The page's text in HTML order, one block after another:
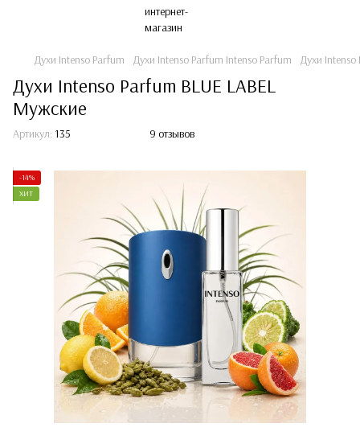
Духи Intenso Parfum Духи Intenso Parfum Intenso Parfum Духи Intenso
Духи Intenso Parfum BLUE LABEL
Мужские
Артикул: 135 9 отзывов
-14%
ХИТ